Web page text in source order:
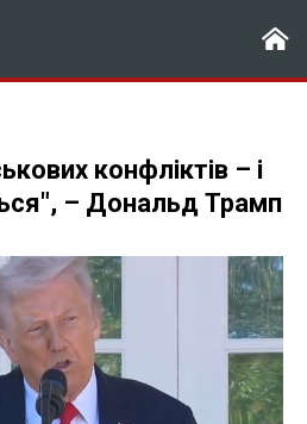
конфліктів – і
– Дональд Трамп